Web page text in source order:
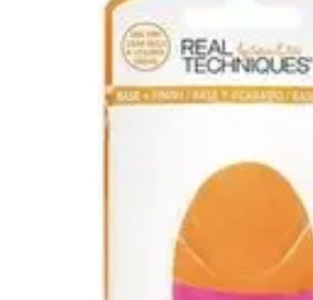
Legends Basket
Histoire des LégendesStratégie et Techniques
Records et PerformancesTendances
Legends Basket